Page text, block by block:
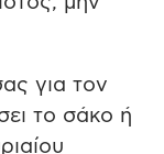
για τον
το σάκο ή